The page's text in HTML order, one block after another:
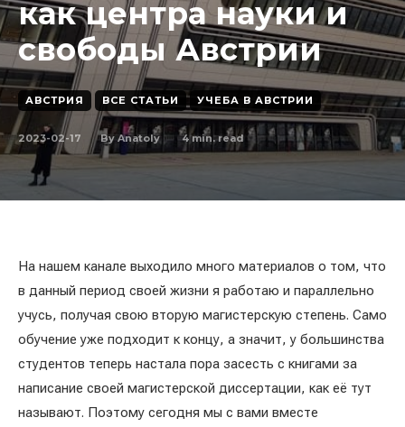
как центра науки и
свободы Австрии
АВСТРИЯ ВСЕ СТАТЬИ УЧЕБА В АВСТРИИ
2023-02-17 By Anatoly 4min. read
На нашем канале выходило много материалов о том, что
в данный период своей жизни я работаю и параллельно
учусь, получая свою вторую магистерскую степень. Само
обучение уже подходит к концу, а значит, у большинства
студентов теперь настала пора засесть с книгами за
написание своей магистерской диссертации, как её тут
называют. Поэтому сегодня мы с вами вместе